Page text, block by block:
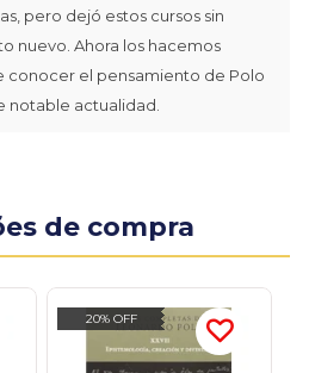
pero dejó estos cursos sin
nuevo. Ahora los hacemos
conocer el pensamiento de Polo
notable actualidad.
de compra
20% OFF